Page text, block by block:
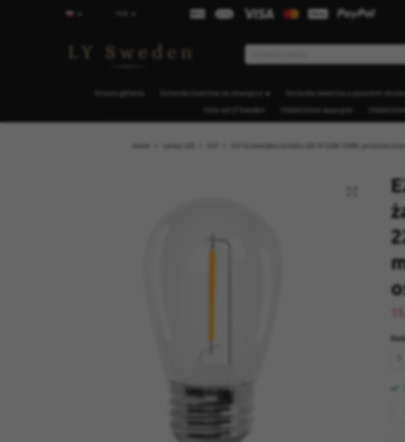
Strona główna Girlanda świetlna na zewnątrz Girlanda świetlna z panelem
Inne od LY Sweden
Oświetlenie awaryjne
E27 ściemnialna żarówka LED 3V 0,8W 2200K,
Ilość